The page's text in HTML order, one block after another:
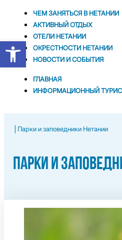
Открыть панель инструментов
ЧЕМ ЗАНЯТЬСЯ В НЕТАНИИ
АКТИВНЫЙ ОТДЫХ
ОТЕЛИ НЕТАНИИ
ОКРЕСТНОСТИ НЕТАНИИ
НОВОСТИ И CОБЫТИЯ
ГЛАВНАЯ
ИНФОРМАЦИОННЫЙ
| Парки и заповедники Нетании
ПАРКИ И